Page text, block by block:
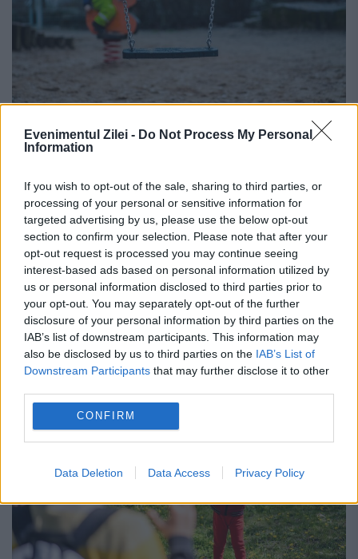
Evenimentul Zilei - Do Not Process My Personal
Information
If you wish to opt-out of the sale, sharing to third parties, or
processing of your personal or sensitive information for
targeted advertising by us, please use the below opt-out
section to confirm your selection. Please note that after your
opt-out request is processed you may continue seeing
interest-based ads based on personal information utilized by
us or personal information disclosed to third parties prior to
your opt-out. You may separately opt-out of the further
disclosure of your personal information by third parties on the
IAB’s list of downstream participants. This information may
also be disclosed by us to third parties on the IAB’s List of
Downstream Participants that may further disclose it to other
CONFIRM
Data Deletion Data Access Privacy Policy
Reguli aspre pentru cei care vor devină
asistenţi maternali. Noi modificări
legislative
1 AUGUST 2024
România. Modificările legislative aprobate
recent de Guvern prevăd o serie de reguli
dure pentru cei care își doresc să devină
asistenţi maternali . Reguli dure pentru cei
care vor devină...